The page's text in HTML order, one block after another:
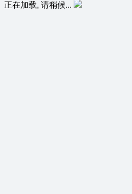
正在加载, 请稍候...